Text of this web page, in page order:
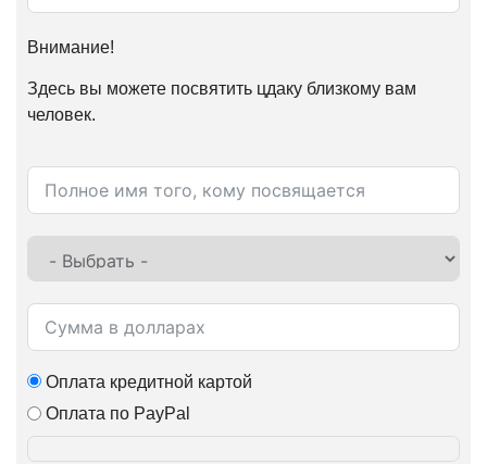
Внимание!
Здесь вы можете посвятить цдаку близкому вам
человек.
Оплата кредитной картой
Оплата по PayPal